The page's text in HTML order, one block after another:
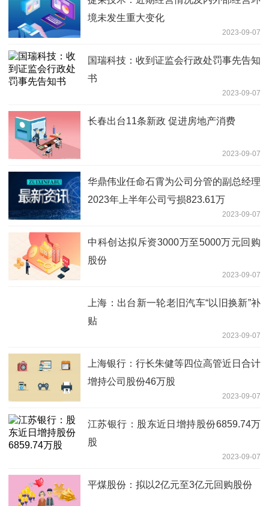
境未发生重大变化
2023-09-07
国瑞科技：收到证监会行政处罚事先告知
书
2023-09-07
长春出台11条新政 促进房地产消费
2023-09-07
华鼎伟业任命石霄为公司分管的副总经理
2023年上半年公司亏损823.61万
2023-09-07
中科创达拟斥资3000万至5000万元回购
股份
2023-09-07
上海：出台新一轮老旧汽车“以旧换新”补
贴
2023-09-07
上海银行：行长朱健等四位高管近日合计
增持公司股份46万股
2023-09-07
江苏银行：股东近日增持股份6859.74万
股
2023-09-07
平煤股份：拟以2亿元至3亿元回购股份